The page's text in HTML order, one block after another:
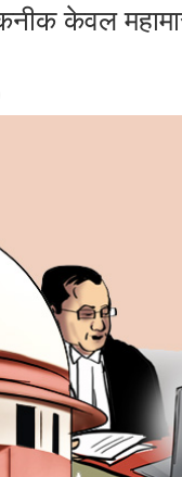
केवल